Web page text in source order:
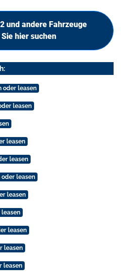
und andere Fahrzeuge
hier suchen
oder leasen
leasen
leasen
leasen
oder leasen
leasen
leasen
leasen
leasen
leasen